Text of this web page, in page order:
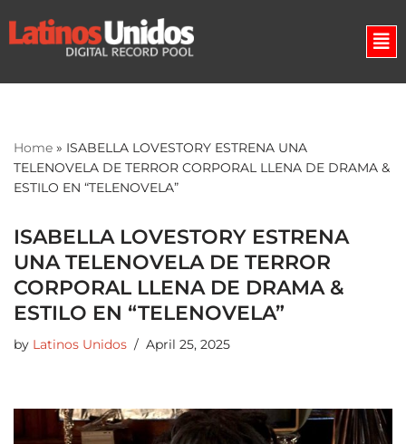
Skip
Home » ISABELLA LOVESTORY ESTRENA UNA
TELENOVELA DE TERROR CORPORAL LLENA DE DRAMA &
ESTILO EN “TELENOVELA”
ISABELLA LOVESTORY ESTRENA
UNA TELENOVELA DE TERROR
CORPORAL LLENA DE DRAMA &
ESTILO EN “TELENOVELA”
by Latinos Unidos April 25, 2025